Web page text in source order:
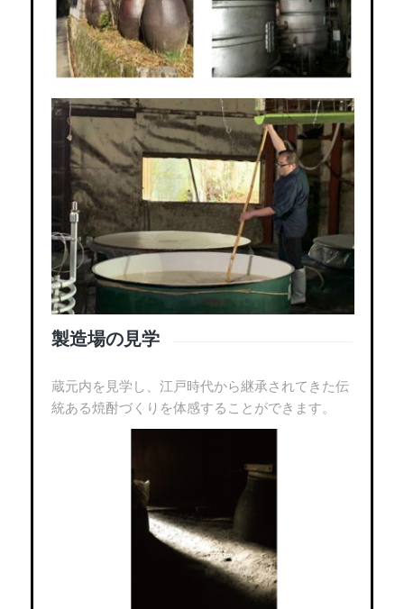
製造場の見学
蔵元内を見学し、江戸時代から継承されてきた伝
統ある焼酎づくりを体感することができます。